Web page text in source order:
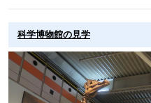
科学博物館の見学